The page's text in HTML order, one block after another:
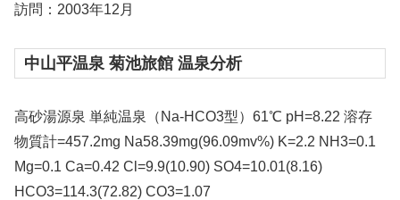
訪問：2003年12月
中山平温泉 菊池旅館 温泉分析
高砂湯源泉 単純温泉（Na-HCO3型）61℃ pH=8.22 溶存
物質計=457.2mg Na58.39mg(96.09mv%) K=2.2 NH3=0.1
Mg=0.1 Ca=0.42 Cl=9.9(10.90) SO4=10.01(8.16)
HCO3=114.3(72.82) CO3=1.07